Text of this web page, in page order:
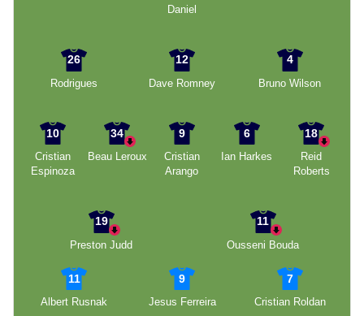
Daniel
26
Rodrigues
12
Dave Romney
4
Bruno Wilson
10
Cristian
Espinoza
34
Beau Leroux
9
Cristian
Arango
6
Ian Harkes
18
Reid
Roberts
19
Preston Judd
11
Ousseni Bouda
11
Albert Rusnak
9
Jesus Ferreira
7
Cristian Roldan